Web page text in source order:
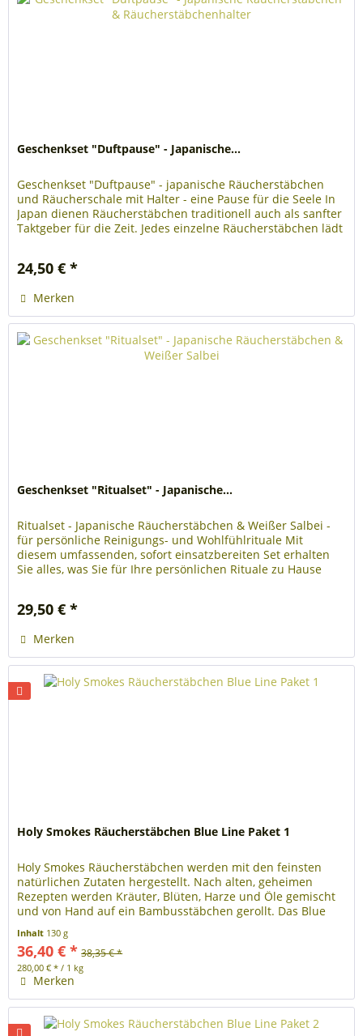
Geschenkset "Duftpause" - Japanische...
Geschenkset "Duftpause" - japanische Räucherstäbchen
und Räucherschale mit Halter - eine Pause für die Seele In
Japan dienen Räucherstäbchen traditionell auch als sanfter
Taktgeber für die Zeit. Jedes einzelne Räucherstäbchen lädt
24,50 € *
Merken
Geschenkset "Ritualset" - Japanische...
Ritualset - Japanische Räucherstäbchen & Weißer Salbei -
für persönliche Reinigungs- und Wohlfühlrituale Mit
diesem umfassenden, sofort einsatzbereiten Set erhalten
Sie alles, was Sie für Ihre persönlichen Rituale zu Hause
29,50 € *
Merken
Holy Smokes Räucherstäbchen Blue Line Paket 1
Holy Smokes Räucherstäbchen werden mit den feinsten
natürlichen Zutaten hergestellt. Nach alten, geheimen
Rezepten werden Kräuter, Blüten, Harze und Öle gemischt
und von Hand auf ein Bambusstäbchen gerollt. Das Blue
Inhalt 130 g
36,40 € * 38,35 € *
280,00 € * / 1 kg
Merken